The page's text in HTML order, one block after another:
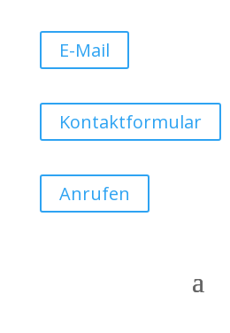
E-Mail
Kontaktformular
Anrufen